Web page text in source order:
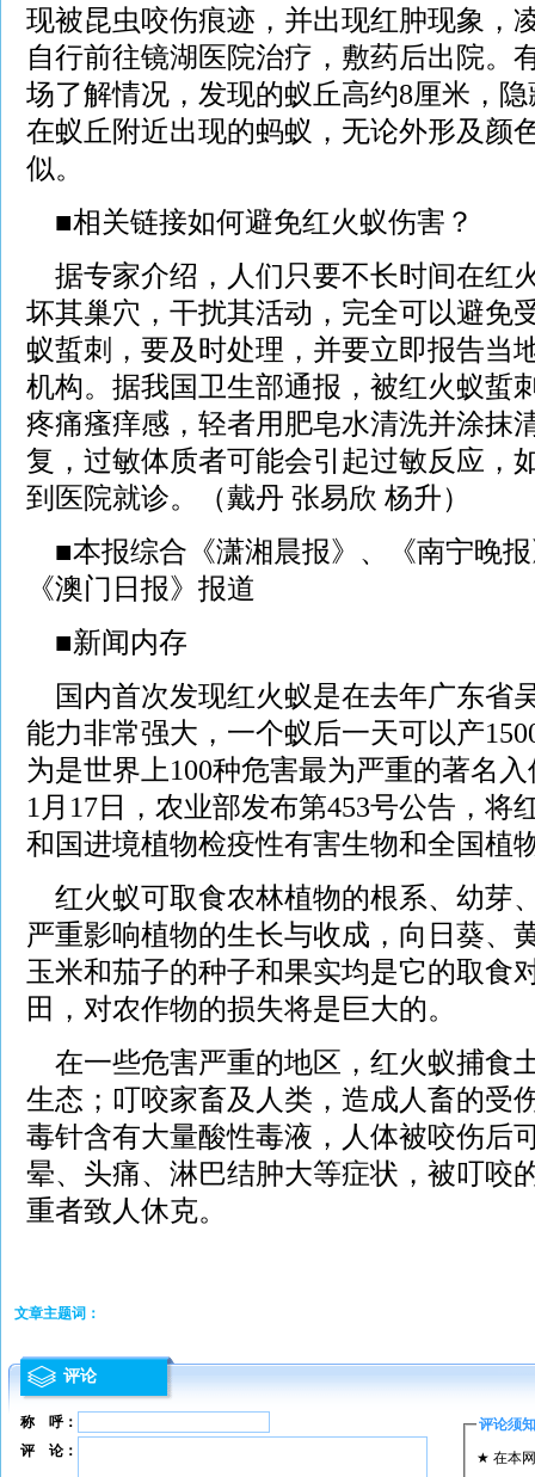
现被昆虫咬伤痕迹，并出现红肿现象，
自行前往镜湖医院治疗，敷药后出院。
场了解情况，发现的蚁丘高约8厘米，
在蚁丘附近出现的蚂蚁，无论外形及颜
似。
■相关链接如何避免红火蚁伤害？
据专家介绍，人们只要不长时间在红
坏其巢穴，干扰其活动，完全可以避免
蚁蜇刺，要及时处理，并要立即报告当
机构。据我国卫生部通报，被红火蚁蜇
疼痛瘙痒感，轻者用肥皂水清洗并涂抹
复，过敏体质者可能会引起过敏反应，
到医院就诊。（戴丹 张易欣 杨升）
■本报综合《潇湘晨报》、《南宁晚
《澳门日报》报道
■新闻内存
国内首次发现红火蚁是在去年广东省
能力非常强大，一个蚁后一天可以产
为是世界上100种危害最为严重的著名
1月17日，农业部发布第453号公告，将
和国进境植物检疫性有害生物和全国植
红火蚁可取食农林植物的根系、幼芽
严重影响植物的生长与收成，向日葵、
玉米和茄子的种子和果实均是它的取食
田，对农作物的损失将是巨大的。
在一些危害严重的地区，红火蚁捕食
生态；叮咬家畜及人类，造成人畜的受
毒针含有大量酸性毒液，人体被咬伤后
晕、头痛、淋巴结肿大等症状，被叮咬
重者致人休克。
文章主题词：
评论
称 呼： 评论须知
★ 在本
评 论：